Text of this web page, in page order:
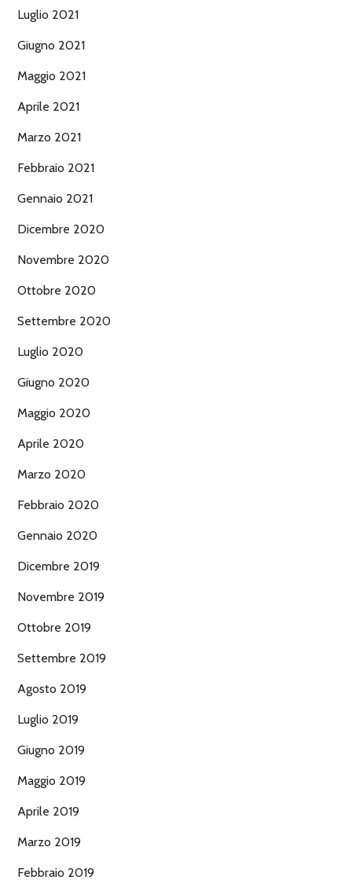
Luglio 2021
Giugno 2021
Maggio 2021
Aprile 2021
Marzo 2021
Febbraio 2021
Gennaio 2021
Dicembre 2020
Novembre 2020
Ottobre 2020
Settembre 2020
Luglio 2020
Giugno 2020
Maggio 2020
Aprile 2020
Marzo 2020
Febbraio 2020
Gennaio 2020
Dicembre 2019
Novembre 2019
Ottobre 2019
Settembre 2019
Agosto 2019
Luglio 2019
Giugno 2019
Maggio 2019
Aprile 2019
Marzo 2019
Febbraio 2019